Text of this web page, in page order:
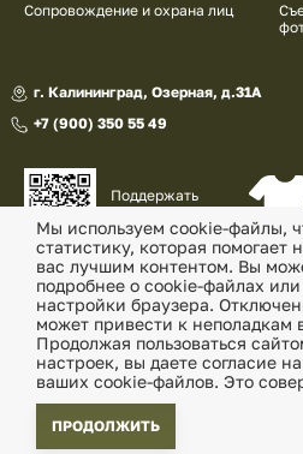
Сопровождение и охрана лиц
г. Калининград, Озерная, д.31А
+7 (900) 350 55 49
Поддержать
наш проект
© «Военно-патриотический клуб
Политика конфиденциальности
Согласие на обработку перс. данных
Мы используем cookie-файлы,
статистику, которая помогает
вас лучшим контентом. Вы
подробнее о cookie-файлах
настройки браузера.
может привести к неполадкам
Продолжая пользоваться
настроек, вы даете согласие
ваших cookie-файлов. Это
ПРОДОЛЖИТЬ